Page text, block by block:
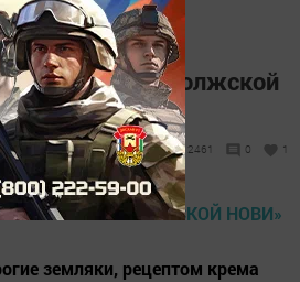
читателя «Волжской
2 декабря 2017 -
15:53
2461 0 1
земляки, рецептом крема